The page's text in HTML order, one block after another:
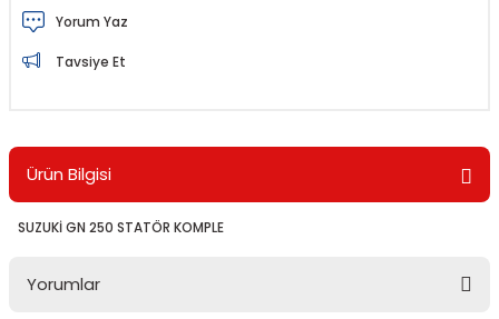
Yorum Yaz
Tavsiye Et
Ürün Bilgisi
SUZUKİ GN 250 STATÖR KOMPLE
Yorumlar